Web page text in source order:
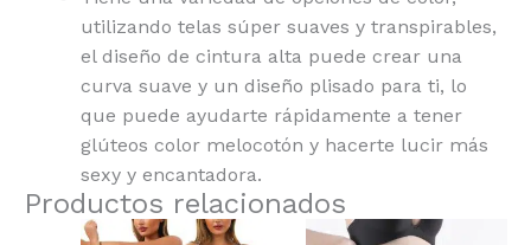
utilizando telas súper suaves y transpirables,
el diseño de cintura alta puede crear una
curva suave y un diseño plisado para ti, lo
que puede ayudarte rápidamente a tener
glúteos color melocotón y hacerte lucir más
sexy y encantadora.
Productos relacionados
Este
Este